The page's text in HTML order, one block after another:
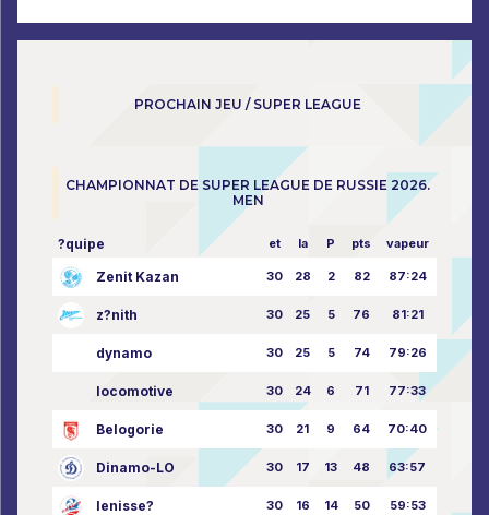
PROCHAIN JEU / SUPER LEAGUE
CHAMPIONNAT DE SUPER LEAGUE DE RUSSIE 2026.
MEN
?quipe et la P pts vapeur
Zenit Kazan 30 28 2 82 87:24
z?nith 30 25 5 76 81:21
dynamo 30 25 5 74 79:26
locomotive 30 24 6 71 77:33
Belogorie 30 21 9 64 70:40
Dinamo-LO 30 17 13 48 63:57
Ienisse? 30 16 14 50 59:53